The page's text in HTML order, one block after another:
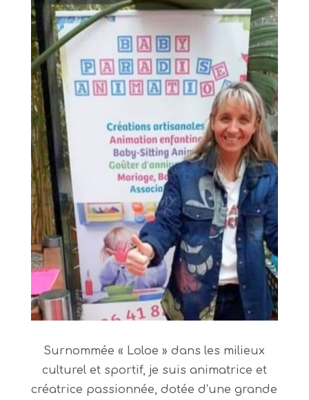
Surnommée « Loloe » dans les milieux
culturel et sportif, je suis animatrice et
créatrice passionnée, dotée d’une grande